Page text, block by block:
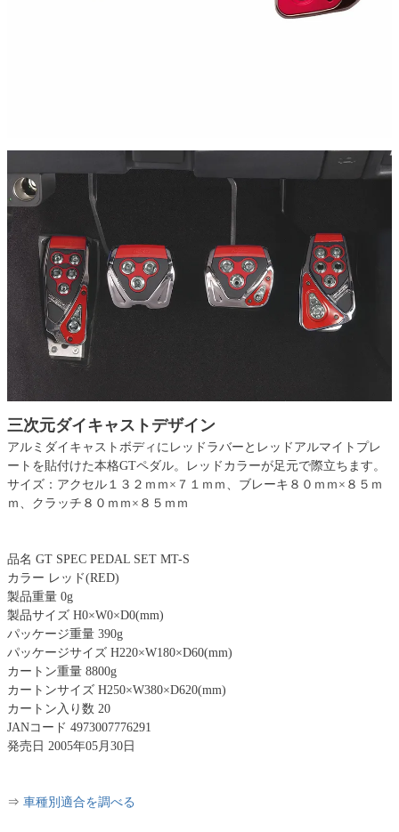
三次元ダイキャストデザイン
アルミダイキャストボディにレッドラバーとレッドアルマイトプレ
ートを貼付けた本格GTペダル。レッドカラーが足元で際立ちます。
サイズ：アクセル１３２ｍｍ×７１ｍｍ、ブレーキ８０ｍｍ×８５ｍ
ｍ、クラッチ８０ｍｍ×８５ｍｍ
品名 GT SPEC PEDAL SET MT-S
カラー レッド(RED)
製品重量 0g
製品サイズ H0×W0×D0(mm)
パッケージ重量 390g
パッケージサイズ H220×W180×D60(mm)
カートン重量 8800g
カートンサイズ H250×W380×D620(mm)
カートン入り数 20
JANコード 4973007776291
発売日 2005年05月30日
⇒ 車種別適合を調べる